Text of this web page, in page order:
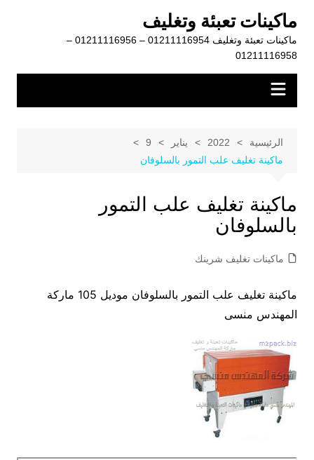
المحتوى
ماكينات تعبئة وتغليف
ماكينات تعبئة وتغليف 01211116954 – 01211116956 –
01211116958
الرئيسية 2022 يناير
9
ماكينة تغليف علب التمور بالسلوفان
ماكينة تغليف علب التمور
بالسلوفان
ماكينات تغليف شرينك
ماكينة تغليف علب التمور بالسلوفان موديل 105 ماركة
المهندس منسى